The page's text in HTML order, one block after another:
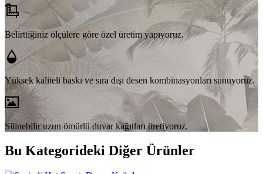
Belirttiğiniz ölçülere göre özel üretim yapıyoruz.
Yüksek kaliteli baskı ve sıra dışı desen kombinasyonları sunuyoruz.
Silinebilir uzun ömürlü duvar kağıtları üretiyoruz.
Bu Kategorideki Diğer Ürünler